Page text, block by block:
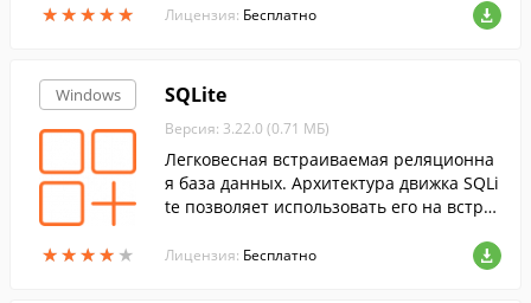
★★★★★
★★★★★ Лицензия: Бесплатно
Windows
★★★★ ★
★★★★ ★
SQLite
Версия: 3.22.0 (0.71 МБ)
Легковесная встраиваемая реляционна
я база данных. Архитектура движка SQLi
te позволяет использовать его на встра
шинах с гигабайтными массивами данн
Лицензия: Бесплатно